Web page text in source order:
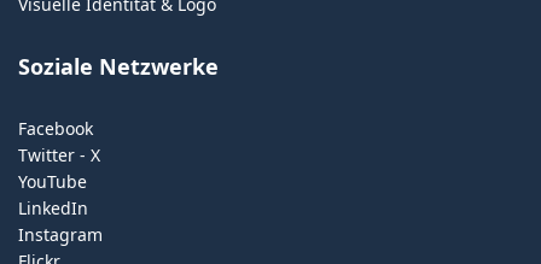
Soziale Netzwerke
Facebook
Twitter - X
YouTube
LinkedIn
Instagram